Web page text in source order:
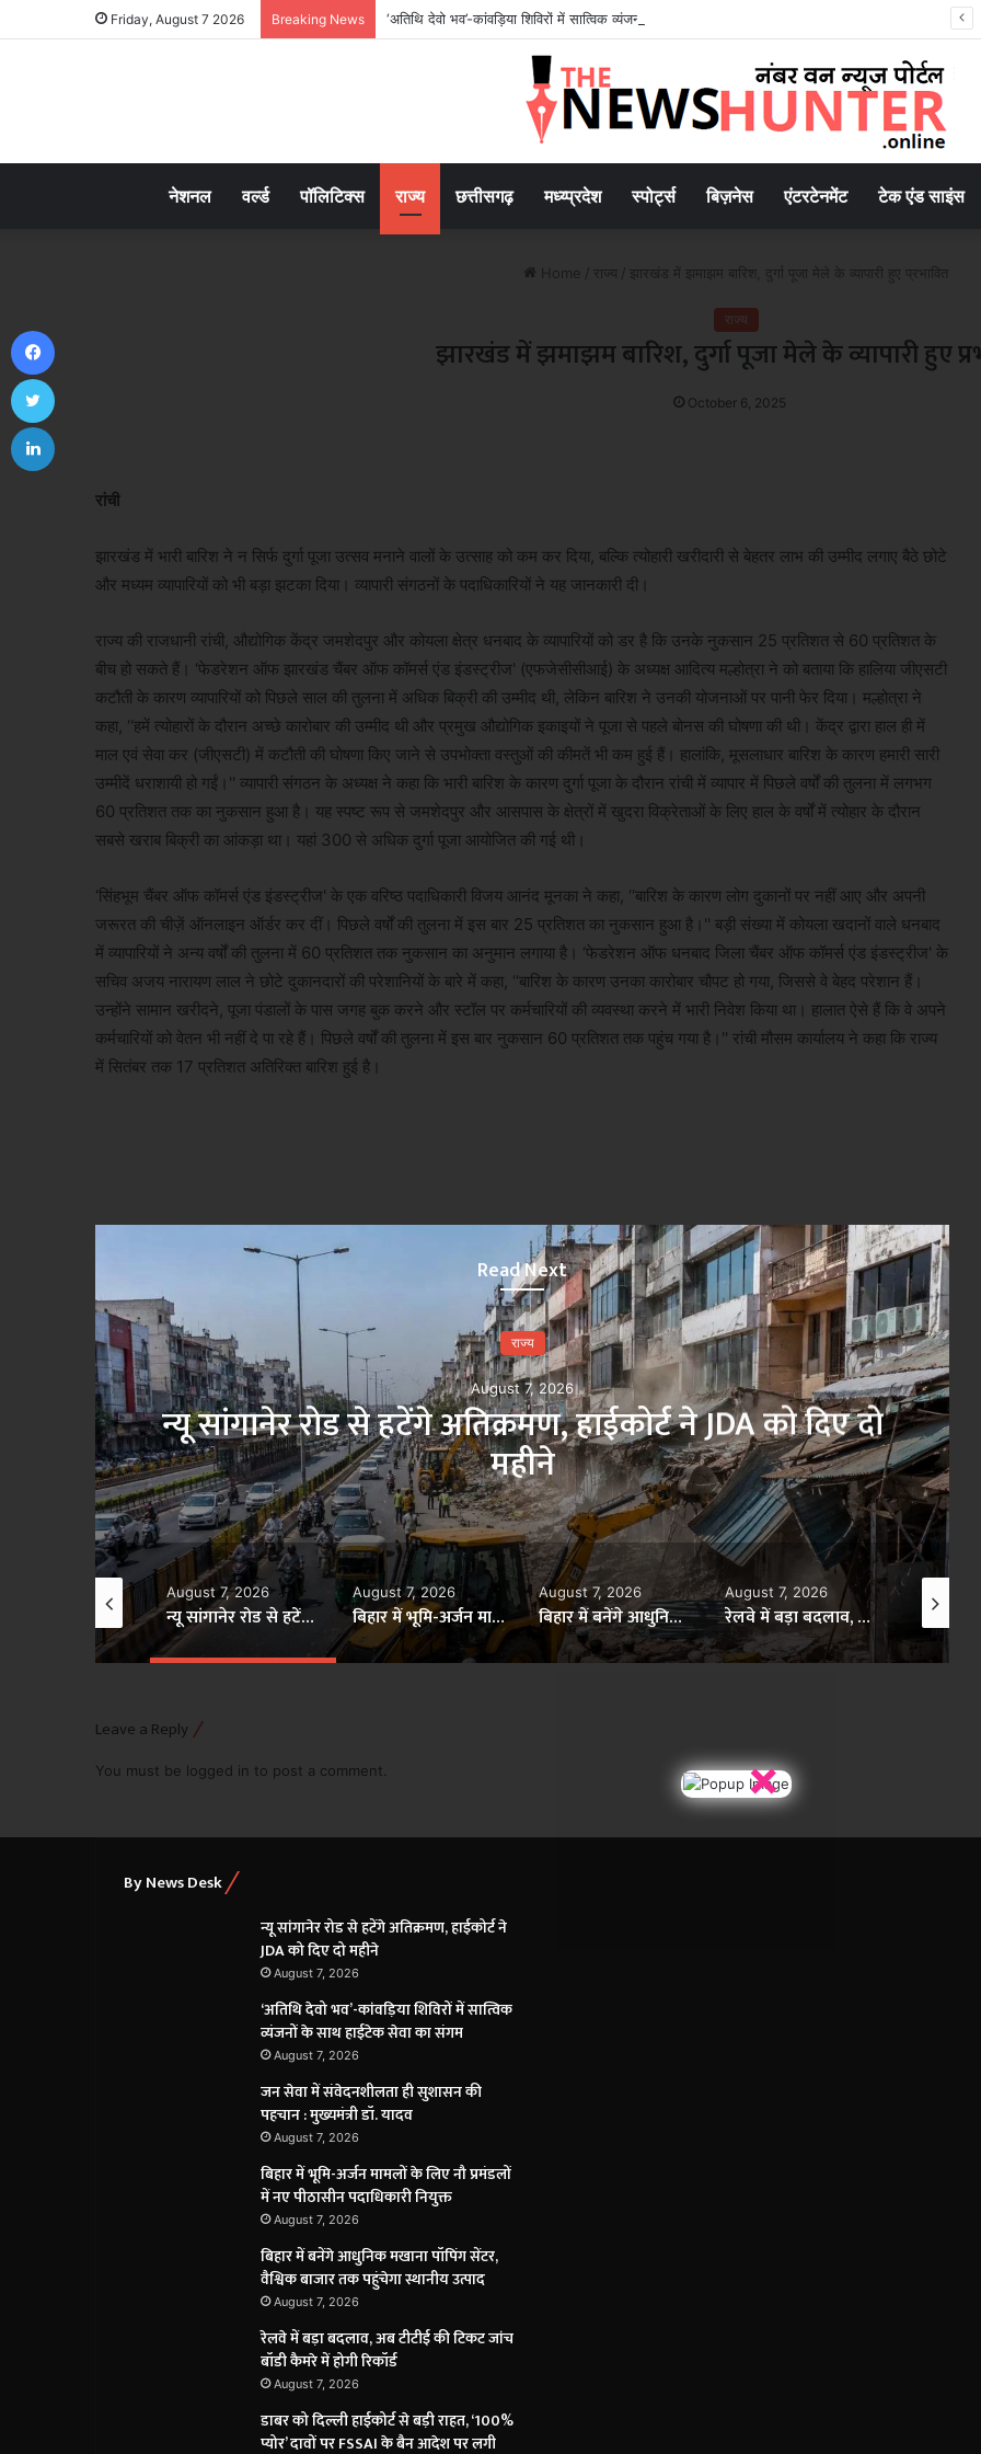
Friday, August 7 2026 Breaking News ‘अतिथि देवो भव’-कांवड़िया शिविरों में सात्विक व्यंजनों के साथ हाईटेक सेवा का संगम
नेशनल वर्ल्ड पॉलिटिक्स राज्य छत्तीसगढ़ मध्य्प्रदेश स्पोर्ट्स बिज़नेस एंटरटेनमेंट टेक एंड साइंस
Home / राज्य / झारखंड में झमाझम बारिश, दुर्गा पूजा मेले के व्यापारी हुए प्रभावित
राज्य
झारखंड में झमाझम बारिश, दुर्गा पूजा मेले के व्यापारी हुए
October 6, 2025
रांची
झारखंड में भारी बारिश ने न सिर्फ दुर्गा पूजा उत्सव मनाने वालों के उत्साह को कम कर दिया, बल्कि त्योहारी खरीदारी से बेहतर लाभ की उम्मीद लगाए बैठे छोटे
और मध्यम व्यापारियों को भी बड़ा झटका दिया। व्यापारी संगठनों के पदाधिकारियों ने यह जानकारी दी।
राज्य की राजधानी रांची, औद्योगिक केंद्र जमशेदपुर और कोयला क्षेत्र धनबाद के व्यापारियों को डर है कि उनके नुकसान 25 प्रतिशत से 60 प्रतिशत के
बीच हो सकते हैं। ‘फेडरेशन ऑफ झारखंड चैंबर ऑफ कॉमर्स एंड इंडस्ट्रीज' (एफजेसीसीआई) के अध्यक्ष आदित्य मल्होत्रा ​​ने को बताया कि हालिया जीएसटी
कटौती के कारण व्यापारियों को पिछले साल की तुलना में अधिक बिक्री की उम्मीद थी, लेकिन बारिश ने उनकी योजनाओं पर पानी फेर दिया। मल्होत्रा ​​ने
कहा, ‘‘हमें त्योहारों के दौरान अच्छे कारोबार की उम्मीद थी और प्रमुख औद्योगिक इकाइयों ने पूजा से पहले बोनस की घोषणा की थी। केंद्र द्वारा हाल ही में
माल एवं सेवा कर (जीएसटी) में कटौती की घोषणा किए जाने से उपभोक्ता वस्तुओं की कीमतें भी कम हुई हैं। हालांकि, मूसलाधार बारिश के कारण हमारी सारी
उम्मीदें धराशायी हो गईं।'' व्यापारी संगठन के अध्यक्ष ने कहा कि भारी बारिश के कारण दुर्गा पूजा के दौरान रांची में व्यापार में पिछले वर्षों की तुलना में लगभग
60 प्रतिशत तक का नुकसान हुआ है। यह स्पष्ट रूप से जमशेदपुर और आसपास के क्षेत्रों में खुदरा विक्रेताओं के लिए हाल के वर्षों में त्योहार के दौरान
सबसे खराब बिक्री का आंकड़ा था। यहां 300 से अधिक दुर्गा पूजा आयोजित की गई थी।
‘सिंहभूम चैंबर ऑफ कॉमर्स एंड इंडस्ट्रीज' के एक वरिष्ठ पदाधिकारी विजय आनंद मूनका ने कहा, ‘‘बारिश के कारण लोग दुकानों पर नहीं आए और अपनी
जरूरत की चीज़ें ऑनलाइन ऑर्डर कर दीं। पिछले वर्षों की तुलना में इस बार 25 प्रतिशत का नुकसान हुआ है।'' बड़ी संख्या में कोयला खदानों वाले धनबाद
में व्यापारियों ने अन्य वर्षों की तुलना में 60 प्रतिशत तक नुकसान का अनुमान लगाया है। ‘फेडरेशन ऑफ धनबाद जिला चैंबर ऑफ कॉमर्स एंड इंडस्ट्रीज' के
सचिव अजय नारायण लाल ने छोटे दुकानदारों की परेशानियों के बारे में कहा, ‘‘बारिश के कारण उनका कारोबार चौपट हो गया, जिससे वे बेहद परेशान हैं।
उन्होंने सामान खरीदने, पूजा पंडालों के पास जगह बुक करने और स्टॉल पर कर्मचारियों की व्यवस्था करने में भारी निवेश किया था। हालात ऐसे हैं कि वे अपने
कर्मचारियों को वेतन भी नहीं दे पा रहे हैं। पिछले वर्षों की तुलना में इस बार नुकसान 60 प्रतिशत तक पहुंच गया है।'' रांची मौसम कार्यालय ने कहा कि राज्य
में सितंबर तक 17 प्रतिशत अतिरिक्त बारिश हुई है।
Read Next
राज्य
August 7, 2026
न्यू सांगानेर रोड से हटेंगे अतिक्रमण, हाईकोर्ट ने JDA को दिए दो
महीने
‘अतिथि देवो भव’-कांवड़िया शिविरों में सात्विक व्यंजनों के साथ हाईटेक सेवा का संगम
August 7, 2026
न्यू सांगानेर रोड से हटेंगे अतिक्रमण, हाईकोर्ट ने JDA को दिए दो महीने
August 7, 2026
बिहार में भूमि-अर्जन मामलों के लिए नौ प्रमंडलों में नए पीठासीन पदाधिकारी नियुक्त
August 7, 2026
बिहार में बनेंगे आधुनिक मखाना पॉपिंग सेंटर, वैश्विक बाजार तक पहुंचेगा स्थानीय उत्पाद
August 7, 2026
रेलवे में बड़ा बदलाव, अब टीटीई की टिकट जांच बॉडी कैमरे में होगी रिकॉर्ड
Leave a Reply
You must be logged in to post a comment. ×
By News Desk
न्यू सांगानेर रोड से हटेंगे अतिक्रमण, हाईकोर्ट ने
JDA को दिए दो महीने
August 7, 2026
‘अतिथि देवो भव’-कांवड़िया शिविरों में सात्विक
व्यंजनों के साथ हाईटेक सेवा का संगम
August 7, 2026
जन सेवा में संवेदनशीलता ही सुशासन की
पहचान : मुख्यमंत्री डॉ. यादव
August 7, 2026
बिहार में भूमि-अर्जन मामलों के लिए नौ प्रमंडलों
में नए पीठासीन पदाधिकारी नियुक्त
August 7, 2026
बिहार में बनेंगे आधुनिक मखाना पॉपिंग सेंटर,
वैश्विक बाजार तक पहुंचेगा स्थानीय उत्पाद
August 7, 2026
रेलवे में बड़ा बदलाव, अब टीटीई की टिकट जांच
बॉडी कैमरे में होगी रिकॉर्ड
August 7, 2026
डाबर को दिल्ली हाईकोर्ट से बड़ी राहत, ‘100%
प्योर’ दावों पर FSSAI के बैन आदेश पर लगी